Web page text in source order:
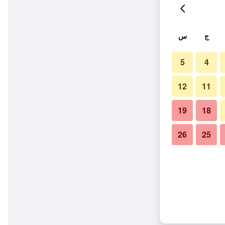
ج س
4
5
11
12
18
19
25
26